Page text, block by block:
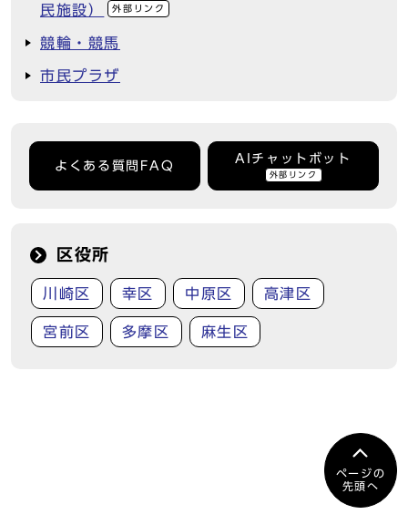
民施設）
外部リンク
競輪・競馬
市民プラザ
よくある質問FAQ
AIチャットボット
外部リンク
区役所
川崎区 幸区 中原区 高津区
宮前区 多摩区 麻生区
ページの
先頭へ